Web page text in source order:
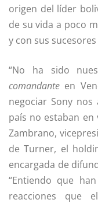
origen del líder
de su vida a poco
y con sus
“No ha sido
comandante en
negociar Sony
país no estaban en
Zambrano,
de Turner, el
encargada de
“Entiendo que
reacciones que